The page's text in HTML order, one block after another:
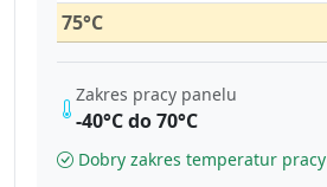
75°C
Zakres pracy panelu
-40°C do 70°C
Dobry zakres temperatur pracy